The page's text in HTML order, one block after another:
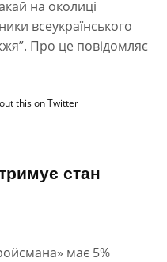
на околиці
всеукраїнського
Про це повідомляє
стан
має 5%